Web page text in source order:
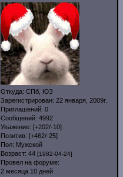
Откуда: СПб, ЮЗ
Зарегистрирован: 22 января, 2009г.
Приглашений: 0
Сообщений: 4992
Уважение: [+202/-10]
Позитив: [+462/-25]
Пол: Мужской
Возраст: 44 [1982-04-24]
Провел на форуме:
2 месяца 10 дней